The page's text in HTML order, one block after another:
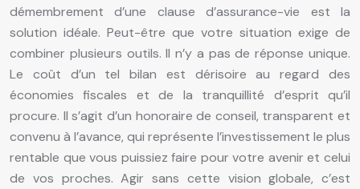
démembrement d’une clause d’assurance-vie est la
solution idéale. Peut-être que votre situation exige de
combiner plusieurs outils. Il n’y a pas de réponse unique.
Le coût d’un tel bilan est dérisoire au regard des
économies fiscales et de la tranquillité d’esprit qu’il
procure. Il s’agit d’un honoraire de conseil, transparent et
convenu à l’avance, qui représente l’investissement le plus
rentable que vous puissiez faire pour votre avenir et celui
de vos proches. Agir sans cette vision globale, c’est